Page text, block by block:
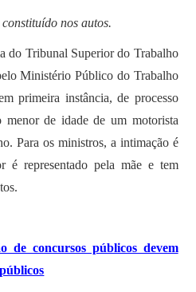
nos autos.
do Tribunal Superior do Trabalho
Ministério Público do Trabalho
primeira instância, de processo
de idade de um motorista
Para os ministros, a intimação é
é representado pela mãe e tem
de concursos públicos devem